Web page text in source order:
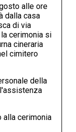
alle ore
dalla casa
di via
cerimonia si
cineraria
cimitero
della
alla cerimonia